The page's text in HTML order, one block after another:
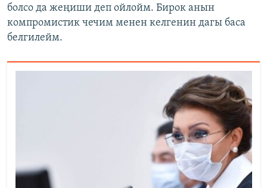
болсо да жеңиши деп ойлойм. Бирок анын
компромистик чечим менен келгенин дагы баса
белгилейм.